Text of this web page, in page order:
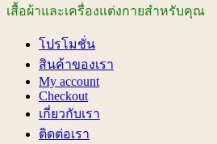
เสื้อผ้าและเครื่องแต่งกายสำหรับคุณ
โปรโมชั่น
สินค้าของเรา
My account
Checkout
เกี่ยวกับเรา
ติดต่อเรา